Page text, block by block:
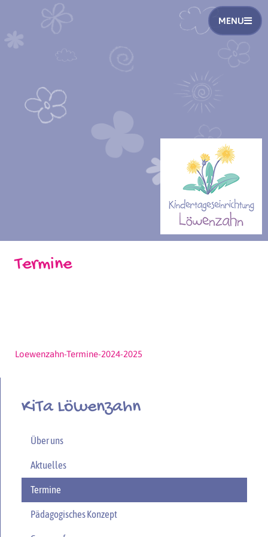
MENU
Termine
Loewenzahn-Termine-2024-2025
KiTa Löwenzahn
Über uns
Aktuelles
Termine
Pädagogisches Konzept